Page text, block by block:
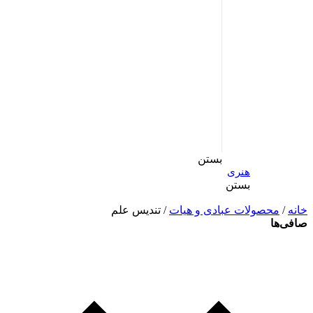
بستن
هنری
بستن
خانه / محصولات عبادی و هیات / تندیس علم
صافی‌ها